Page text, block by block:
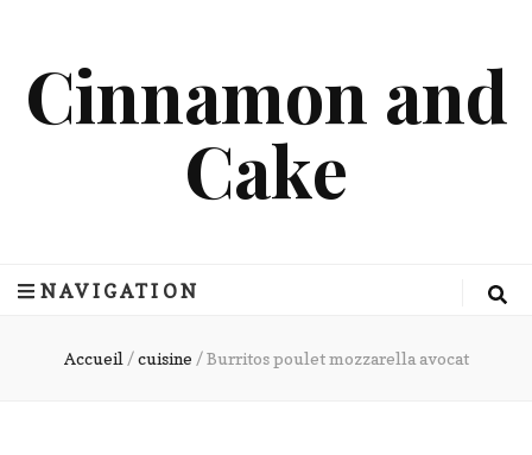
Cinnamon and
Cake
NAVIGATION
Accueil / cuisine / Burritos poulet mozzarella avocat